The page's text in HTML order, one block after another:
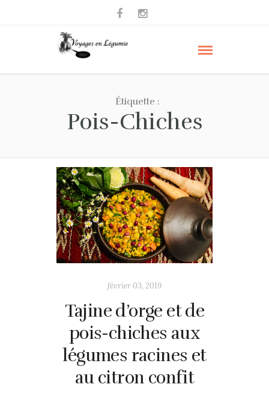
Étiquette :
Pois-Chiches
février 03, 2019
Tajine d’orge et de
pois-chiches aux
légumes racines et
au citron confit